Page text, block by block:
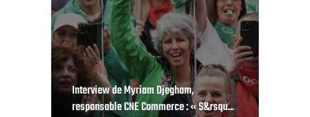
Interview de Myriam Djegham,
responsable CNE Commerce : « S&rsqu...